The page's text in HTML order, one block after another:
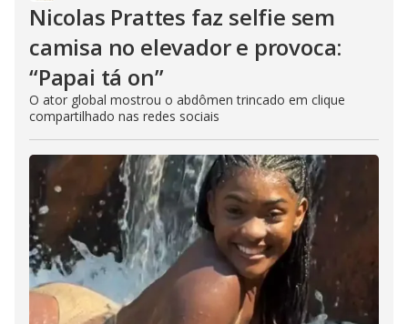
Nicolas Prattes faz selfie sem
camisa no elevador e provoca:
“Papai tá on”
O ator global mostrou o abdômen trincado em clique
compartilhado nas redes sociais